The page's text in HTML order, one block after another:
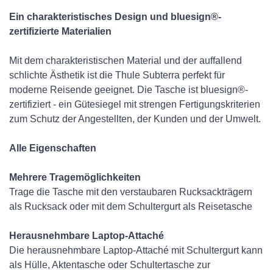
Ein charakteristisches Design und bluesign®-
zertifizierte Materialien
Mit dem charakteristischen Material und der auffallend
schlichte Ästhetik ist die Thule Subterra perfekt für
moderne Reisende geeignet. Die Tasche ist bluesign®-
zertifiziert - ein Gütesiegel mit strengen Fertigungskriterien
zum Schutz der Angestellten, der Kunden und der Umwelt.
Alle Eigenschaften
Mehrere Tragemöglichkeiten
Trage die Tasche mit den verstaubaren Rucksackträgern
als Rucksack oder mit dem Schultergurt als Reisetasche
Herausnehmbare Laptop-Attaché
Die herausnehmbare Laptop-Attaché mit Schultergurt kann
als Hülle, Aktentasche oder Schultertasche zur